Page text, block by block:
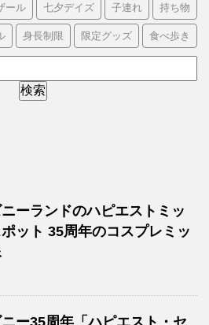
ール 七夕デイズ 子連れ 持ち物
身長制限 限定グッズ 食べ歩き
ーランドのハピエストミッ
ット 35周年のコスプレミッ